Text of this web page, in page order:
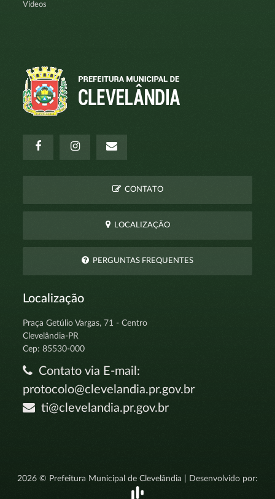
Vídeos
CONTATO
LOCALIZAÇÃO
PERGUNTAS FREQUENTES
Localização
Praça Getúlio Vargas, 71 - Centro
Clevelândia-PR
Cep: 85530-000
Contato via E-mail:
protocolo@clevelandia.pr.gov.br
ti@clevelandia.pr.gov.br
2026 © Prefeitura Municipal de Clevelândia | Desenvolvido por: